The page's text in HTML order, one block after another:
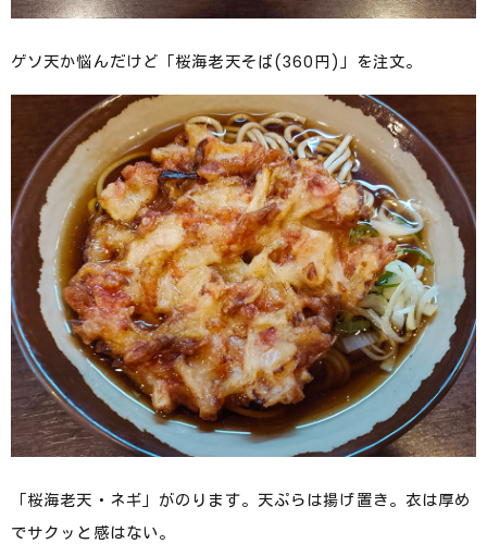
ゲソ天か悩んだけど「桜海老天そば(360円)」を注文。
「桜海老天・ネギ」がのります。天ぷらは揚げ置き。衣は厚め
でサクッと感はない。